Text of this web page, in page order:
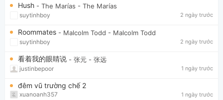
Hush - The Marías - The Marías
suytinhboy 2 ngày trước
Roommates - Malcolm Todd - Malcolm Todd
suytinhboy 2 ngày trước
看着我的眼睛说 - 张元 - 张远
justinbepoor 1 ngày trước
đêm vũ trường chế 2
xuanoanh357 1 ngày trước